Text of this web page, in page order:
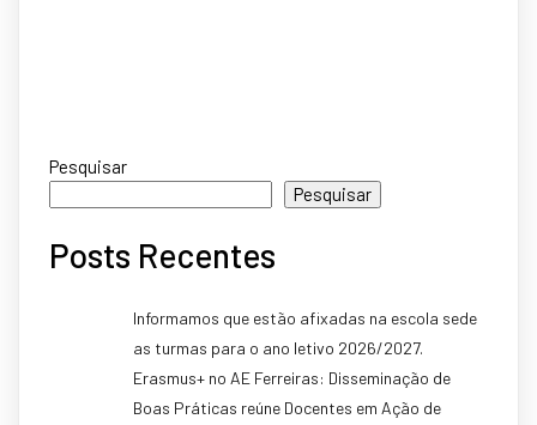
Pesquisar
Pesquisar
Posts Recentes
Informamos que estão afixadas na escola sede
as turmas para o ano letivo 2026/2027.
Erasmus+ no AE Ferreiras: Disseminação de
Boas Práticas reúne Docentes em Ação de